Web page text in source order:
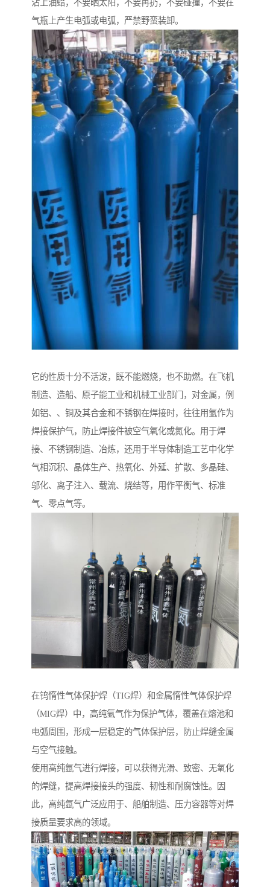
沾上油蜡，不要晒太阳，不要再扔，不要碰撞，不要在
气瓶上产生电弧或电弧，严禁野蛮装卸。
它的性质十分不活泼，既不能燃烧，也不助燃。在飞机
制造、造船、原子能工业和机械工业部门，对金属，例
如铝、、铜及其合金和不锈钢在焊接时，往往用氩作为
焊接保护气，防止焊接件被空气氧化或氮化。用于焊
接、不锈钢制造、冶炼，还用于半导体制造工艺中化学
气相沉积、晶体生产、热氧化、外延、扩散、多晶硅、
邬化、离子注入、载流、烧结等，用作平衡气、标准
气、零点气等。
在钨惰性气体保护焊（TIG焊）和金属惰性气体保护焊
（MIG焊）中，高纯氩气作为保护气体，覆盖在熔池和
电弧周围，形成一层稳定的气体保护层，防止焊缝金属
与空气接触。
使用高纯氩气进行焊接，可以获得光滑、致密、无氧化
的焊缝，提高焊接接头的强度、韧性和耐腐蚀性。因
此，高纯氩气广泛应用于、船舶制造、压力容器等对焊
接质量要求高的领域。